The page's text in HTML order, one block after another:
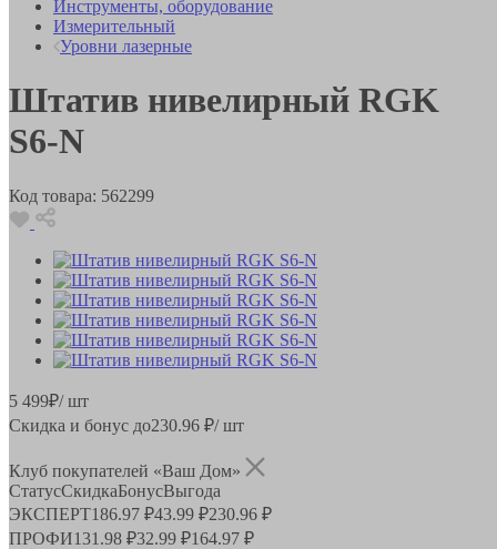
Инструменты, оборудование
Измерительный
Уровни лазерные
Штатив нивелирный RGK
S6-N
Код товара: 562299
5 499₽/ шт
Скидка и бонус до230.96 ₽/ шт
Клуб покупателей «Ваш Дом»
СтатусСкидкаБонусВыгода
ЭКСПЕРТ186.97 ₽43.99 ₽230.96 ₽
ПРОФИ131.98 ₽32.99 ₽164.97 ₽